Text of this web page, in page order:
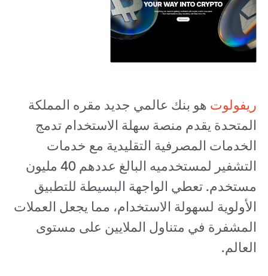
ريفولوت هو بنك عالمي جديد مقره المملكة
المتحدة يقدم منصة سهلة الاستخدام تدمج
الخدمات المصرفية التقليدية مع خدمات
التشفير لمستخدميه البالغ عددهم 40 مليون
مستخدم. تعطي الواجهة البسيطة للتطبيق
الأولوية لسهولة الاستخدام، مما يجعل العملات
المشفرة في متناول الملايين على مستوى
العالم.